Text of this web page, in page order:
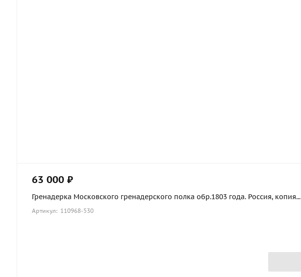
63 000 ₽
Гренадерка Московского гренадерского полка обр.1803 года. Россия, копия...
Артикул: 110968-530